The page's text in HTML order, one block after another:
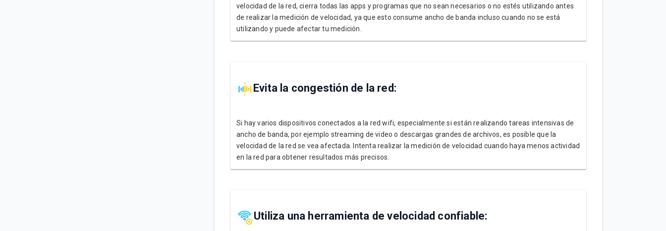
velocidad de la red, cierra todas las apps y programas que no sean necesarios o no estés utilizando antes
de realizar la medición de velocidad, ya que esto consume ancho de banda incluso cuando no se está
utilizando y puede afectar tu medición.
Evita la congestión de la red:
Si hay varios dispositivos conectados a la red wifi, especialmente si están realizando tareas intensivas de
ancho de banda, por ejemplo streaming de video o descargas grandes de archivos, es posible que la
velocidad de la red se vea afectada. Intenta realizar la medición de velocidad cuando haya menos actividad
en la red para obtener resultados más precisos.
Utiliza una herramienta de velocidad confiable: